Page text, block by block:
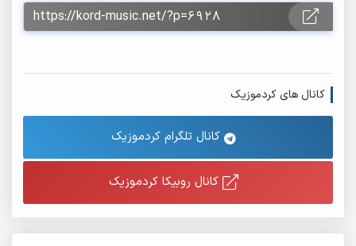
کانال های کردموزیک
کانال تلگرام کردموزیک
کانال روبیکا کردموزیک